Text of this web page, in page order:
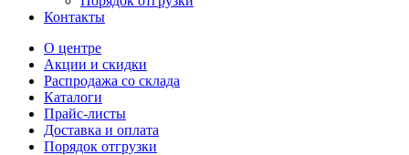
Контакты
О центре
Акции и скидки
Распродажа со склада
Каталоги
Прайс-листы
Доставка и оплата
Порядок отгрузки